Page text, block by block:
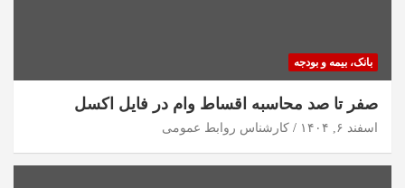
بانک، بیمه و بودجه
صفر تا صد محاسبه اقساط وام در فایل اکسل
اسفند ۶, ۱۴۰۴ کارشناس روابط عمومی